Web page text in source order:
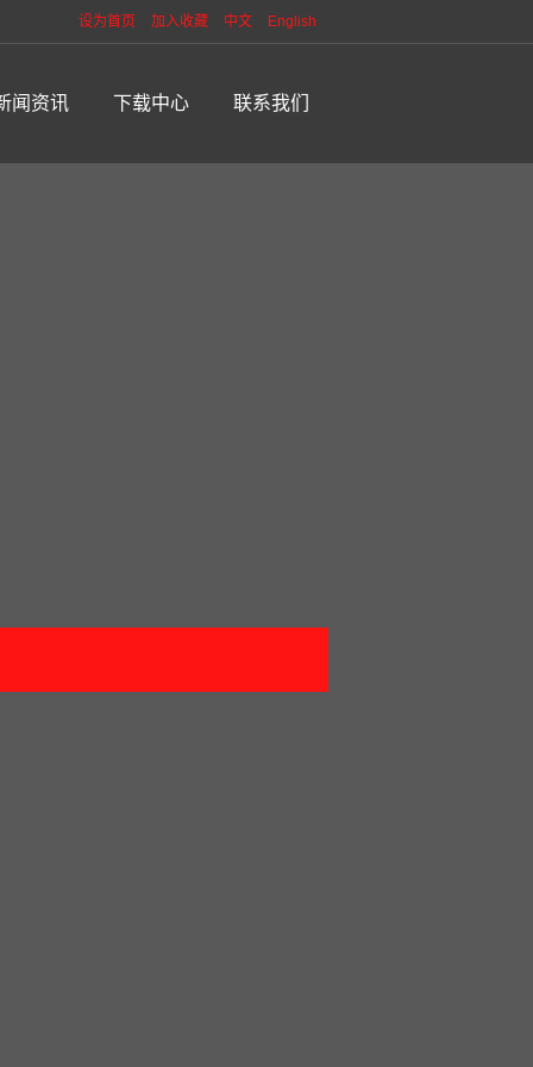
设为首页 加入收藏 中文 English
闻资讯 下载中心 联系我们